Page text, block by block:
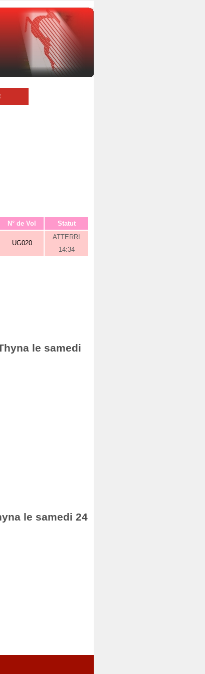
N° de Vol Statut
UG020
ATTERRI
14:34
le samedi
le samedi 24